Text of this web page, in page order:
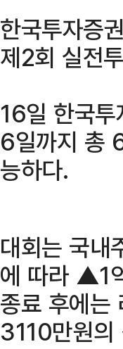
한국투자증
제2회 실전
16일 한국
6일까지 총
능하다.
대회는 국내
에 따라 ▲1
종료 후에는
3110만원의